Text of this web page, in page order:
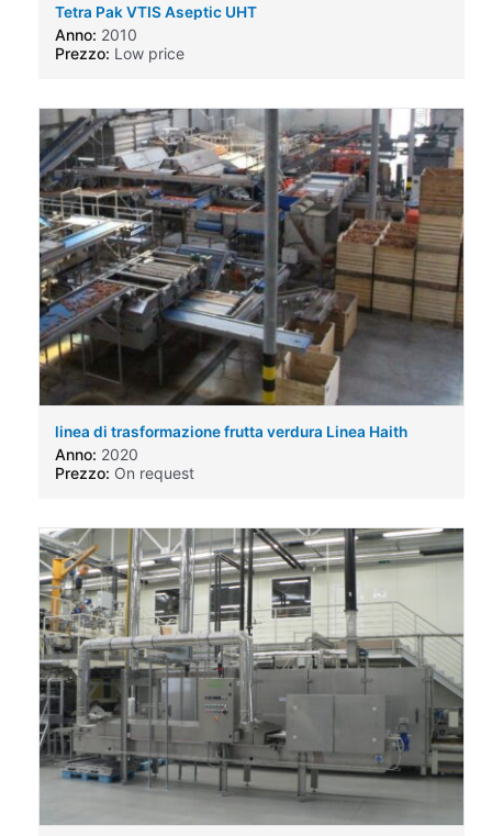
Tetra Pak VTIS Aseptic UHT
Anno: 2010
Prezzo: Low price
linea di trasformazione frutta verdura Linea Haith
Anno: 2020
Prezzo: On request